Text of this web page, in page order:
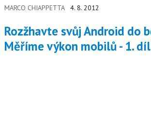
MARCO CHIAPPETTA 4. 8. 2012
Rozžhavte svůj Android do běla aneb
Měříme výkon mobilů - 1. díl